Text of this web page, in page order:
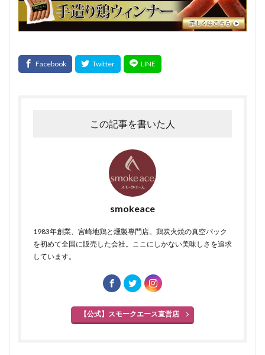
この記事を書いた人
smokeace
1983年創業、宮崎地鶏と燻製専門店。鶏炭火焼の真空パック
を初めて全国に販売した会社。ここにしかない美味しさを追求
しています。
【公式】スモークエース直営店